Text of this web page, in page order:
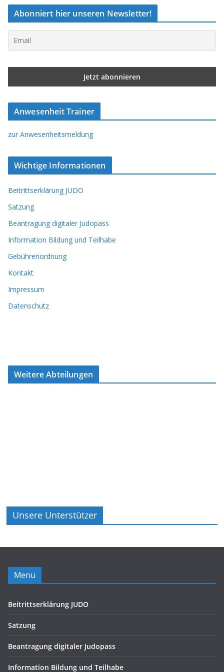
Abonniert hier unseren Newsletter!
Anwesenheit Trainer
zur Anwesenheitsmeldung
Wichtige Informationen
Beitrittserklärung JUDO
Satzung
Beantragung digitaler Judopass
Information Bildung und Teilhabe
Gebührenordnung
Kontakt
Impressum
Datenschutz
Weitere Abteilungen
Unsere Unterstützer
Menu
Beitrittserklärung JUDO
Satzung
Beantragung digitaler Judopass
Information Bildung und Teilhabe